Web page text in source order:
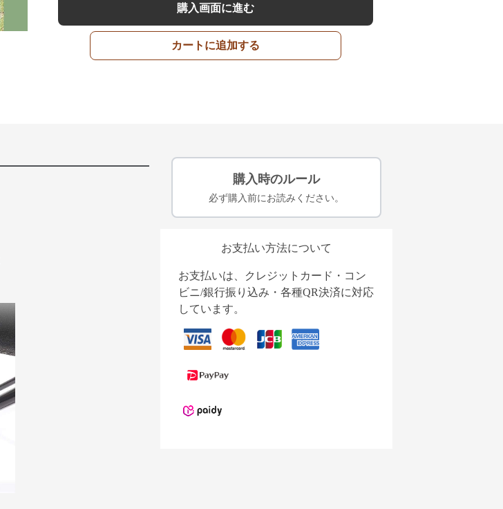
購入画面に進む
カートに追加する
購入時のルール
必ず購入前にお読みください。
お支払い方法について
お支払いは、クレジットカード・コン
ビニ/銀行振り込み・各種QR決済に対応
しています。